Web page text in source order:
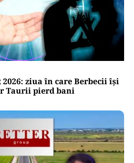
2026: ziua în care Berbecii își
Taurii pierd bani